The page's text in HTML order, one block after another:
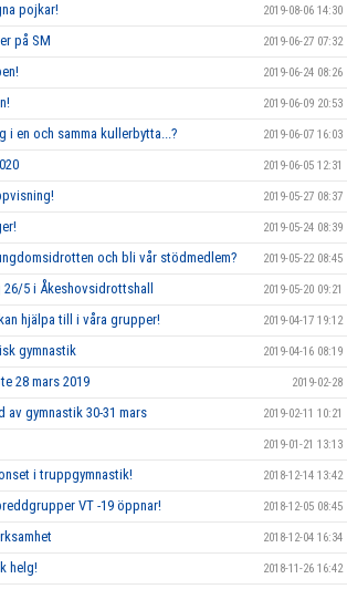
pojkar! 2019-08-06 14:30
på SM 2019-06-27 07:32
2019-06-24 08:26
2019-06-09 20:53
i en och samma kullerbytta...? 2019-06-07 16:03
2019-06-05 12:31
2019-05-27 08:37
2019-05-24 08:39
och bli vår stödmedlem? 2019-05-22 08:45
5 i Åkeshovsidrottshall 2019-05-20 09:21
hjälpa till i våra grupper! 2019-04-17 19:12
gymnastik 2019-04-16 08:19
28 mars 2019 2019-02-28
av gymnastik 30-31 mars 2019-02-11 10:21
2019-01-21 13:13
i truppgymnastik! 2018-12-14 13:42
VT -19 öppnar! 2018-12-05 08:45
2018-12-04 16:34
helg! 2018-11-26 16:42